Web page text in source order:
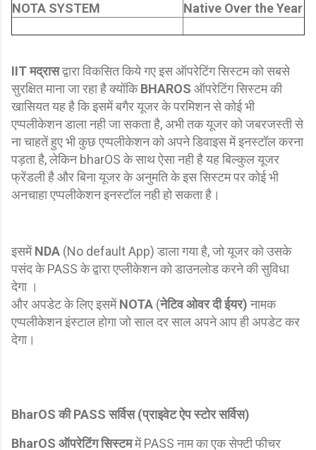
NOTA SYSTEM
Native Over the Year
IIT मद्रासद्वारा विकसित किये गए इस ऑपरेटिंग सिस्टम को सबसे
सुरक्षित माना जा रहा है क्योंकिBHAROS ऑपरेटिंग सिस्टम की
खासियत यह है कि इसमें बगैर यूजर के परमिशन से कोई भी
एप्पलीकेशन डाला नही जा सकता है, अभी तक यूजर को जबरजस्ती से
ना चाहतें हुए भी कुछ एप्पलीकेशन को अपने डिवाइस में इनस्टॉल करना
पड़ता है, लेकिन bharOS के साथ ऐसा नही है यह बिल्कुल यूजर
फ्रेंडली है और बिना यूजर के अनुमति के इस सिस्टम पर कोई भी
अनचाहा एप्पलीकेशन इनस्टॉल नही हो सकता है।
इसमेंNDA (No default App) डाला गया है, जो यूजर को उसके
पसंद के PASS के द्वारा एप्लीकेशन को डाउनलोड करने की सुविधा
देगा ।
और अपडेट के लिए इसमेंNOTA (नेटिव ओवर दी ईयर)नामक
एप्पलीकेशन इंस्टाल होगा जो साल दर साल अपने आप ही अपडेट कर
देगा।
BharOS की PASS सर्विस (प्राइवेट ऐप स्टोर सर्विस)
BharOS ऑपरेटिंग सिस्टममें PASS नाम का एक सेफ्टी फीचर